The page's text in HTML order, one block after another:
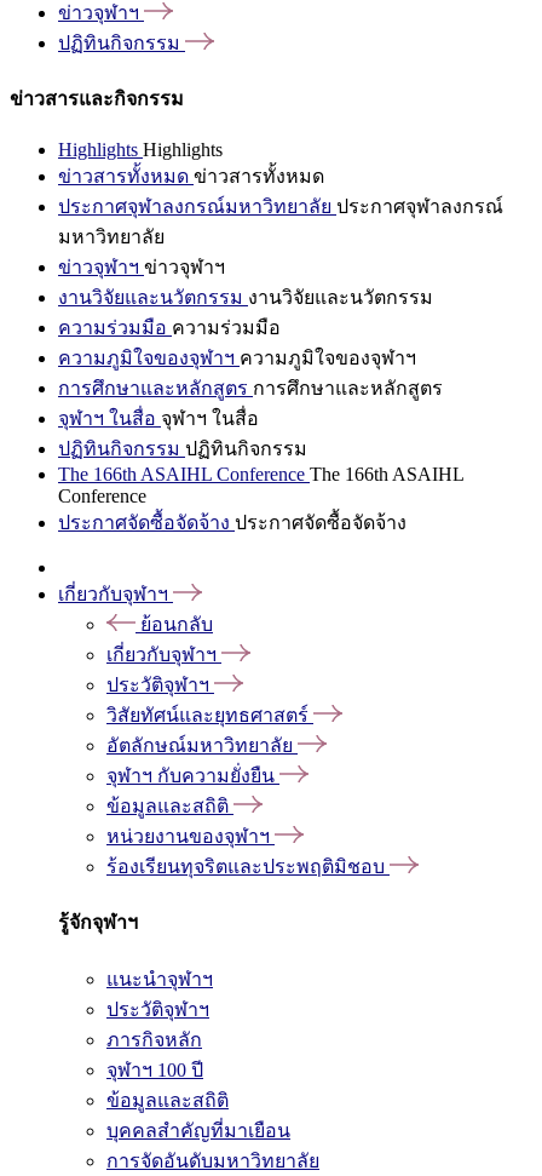
ข่าวจุฬาฯ
ปฏิทินกิจกรรม
ข่าวสารและกิจกรรม
Highlights Highlights
ข่าวสารทั้งหมด ข่าวสารทั้งหมด
ประกาศจุฬาลงกรณ์มหาวิทยาลัย ประกาศจุฬาลงกรณ์
มหาวิทยาลัย
ข่าวจุฬาฯ ข่าวจุฬาฯ
งานวิจัยและนวัตกรรม งานวิจัยและนวัตกรรม
ความร่วมมือ ความร่วมมือ
ความภูมิใจของจุฬาฯ ความภูมิใจของจุฬาฯ
การศึกษาและหลักสูตร การศึกษาและหลักสูตร
จุฬาฯ ในสื่อ จุฬาฯ ในสื่อ
ปฏิทินกิจกรรม ปฏิทินกิจกรรม
The 166th ASAIHL Conference The 166th ASAIHL
Conference
ประกาศจัดซื้อจัดจ้าง ประกาศจัดซื้อจัดจ้าง
เกี่ยวกับจุฬาฯ
ย้อนกลับ
เกี่ยวกับจุฬาฯ
ประวัติจุฬาฯ
วิสัยทัศน์และยุทธศาสตร์
อัตลักษณ์มหาวิทยาลัย
จุฬาฯ กับความยั่งยืน
ข้อมูลและสถิติ
หน่วยงานของจุฬาฯ
ร้องเรียนทุจริตและประพฤติมิชอบ
รู้จักจุฬาฯ
แนะนำจุฬาฯ
ประวัติจุฬาฯ
ภารกิจหลัก
จุฬาฯ 100 ปี
ข้อมูลและสถิติ
บุคคลสำคัญที่มาเยือน
การจัดอันดับมหาวิทยาลัย